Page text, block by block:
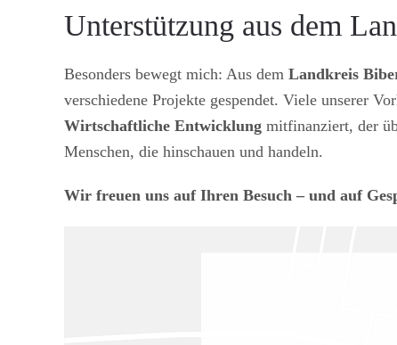
Unterstützung aus dem
Besonders bewegt mich: Aus dem Landkreis
verschiedene Projekte gespendet. Viele unserer
Wirtschaftliche Entwicklung mitfinanziert, der
Menschen, die hinschauen und handeln.
Wir freuen uns auf Ihren Besuch – und auf